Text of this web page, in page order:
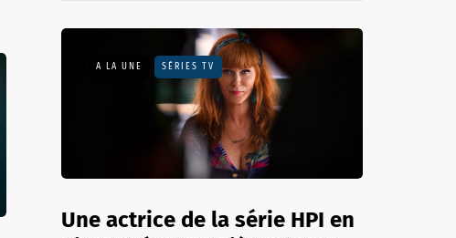
A LA UNE SÉRIES TV
Une actrice de la série HPI en